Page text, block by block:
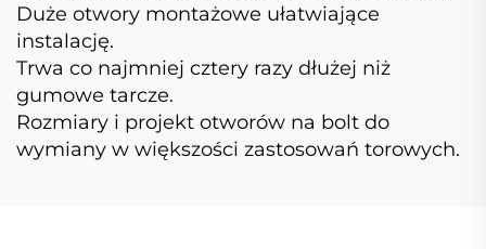
Duże otwory montażowe ułatwiające
instalację.
Trwa co najmniej cztery razy dłużej niż
gumowe tarcze.
Rozmiary i projekt otworów na bolt do
wymiany w większości zastosowań torowych.